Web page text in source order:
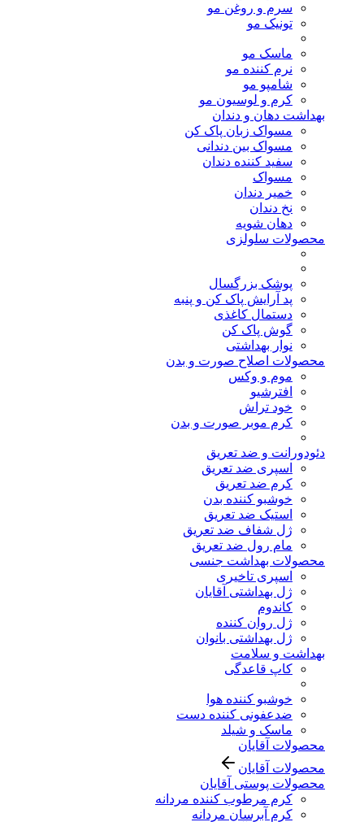
سرم و روغن مو
تونیک مو
ماسک مو
نرم کننده مو
شامپو مو
کرم و لوسیون مو
بهداشت دهان و دندان
مسواک زبان پاک کن
مسواک بین دندانی
سفید کننده دندان
مسواک
خمیر دندان
نخ دندان
دهان شویه
محصولات سلولزی
پوشک بزرگسال
پد آرایش پاک کن و پنبه
دستمال کاغذی
گوش پاک کن
نوار بهداشتی
محصولات اصلاح صورت و بدن
موم و وکس
افترشیو
خود تراش
کرم موبر صورت و بدن
دئودورانت و ضد تعریق
اسپری ضد تعریق
کرم ضد تعریق
خوشبو کننده بدن
استیک ضد تعریق
ژل شفاف ضد تعریق
مام رول ضد تعریق
محصولات بهداشت جنسی
اسپری تاخیری
ژل بهداشتی آقایان
کاندوم
ژل روان کننده
ژل بهداشتی بانوان
بهداشت و سلامت
کاپ قاعدگی
خوشبو کننده هوا
ضدعفونی کننده دست
ماسک و شیلد
محصولات آقایان
محصولات آقایان
محصولات پوستی آقایان
کرم مرطوب کننده مردانه
کرم آبرسان مردانه